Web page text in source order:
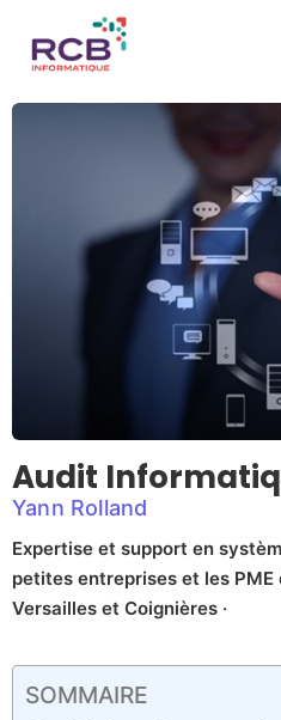
Audit
Yann Rolland
Expertise et support en
petites entreprises et les PME
Versailles et Coignières ·
SOMMAIRE